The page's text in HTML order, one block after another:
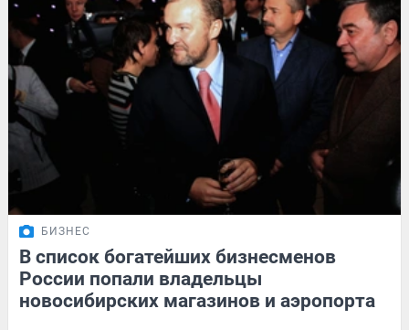
БИЗНЕС
В список богатейших бизнесменов
России попали владельцы
новосибирских магазинов и аэропорта